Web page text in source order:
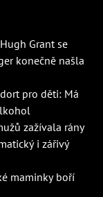
Grant se
konečně našla
pro děti: Má
zažívala rány
i zářivý
maminky boří